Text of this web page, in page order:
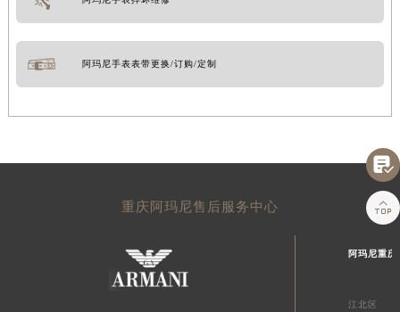
阿玛尼手表表带更换/订购/定制
重庆阿玛尼售后服务中心
阿玛尼重
江北区

